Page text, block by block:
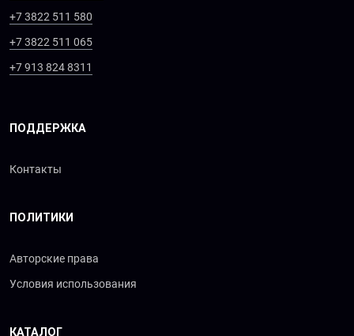
+7 3822 511 580
+7 3822 511 065
+7 913 824 8311
ПОДДЕРЖКА
Контакты
ПОЛИТИКИ
Авторские права
Условия использования
КАТАЛОГ